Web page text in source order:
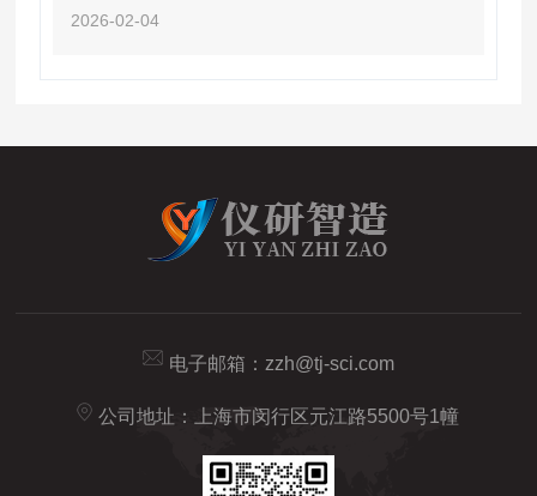
2026-02-04
电子邮箱： zzh@tj-sci.com
公司地址：上海市闵行区元江路5500号1幢